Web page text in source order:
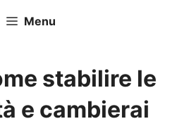
Menu
stabilire le
e cambierai